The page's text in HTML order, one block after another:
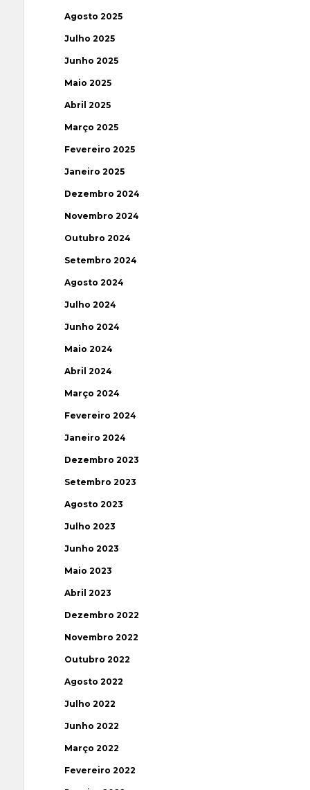
Agosto 2025
Julho 2025
Junho 2025
Maio 2025
Abril 2025
Março 2025
Fevereiro 2025
Janeiro 2025
Dezembro 2024
Novembro 2024
Outubro 2024
Setembro 2024
Agosto 2024
Julho 2024
Junho 2024
Maio 2024
Abril 2024
Março 2024
Fevereiro 2024
Janeiro 2024
Dezembro 2023
Setembro 2023
Agosto 2023
Julho 2023
Junho 2023
Maio 2023
Abril 2023
Dezembro 2022
Novembro 2022
Outubro 2022
Agosto 2022
Julho 2022
Junho 2022
Março 2022
Fevereiro 2022